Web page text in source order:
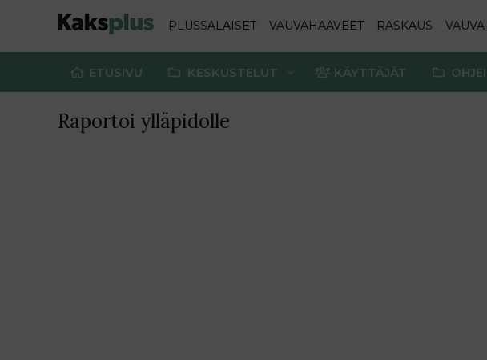
PLUSSALAISET VAUVAHAAVEET RASKAUS VAUVA
ETUSIVU KESKUSTELUT KÄYTTÄJÄT
Raportoi ylläpidolle